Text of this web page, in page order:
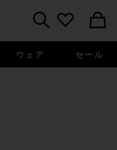
ウェア セール